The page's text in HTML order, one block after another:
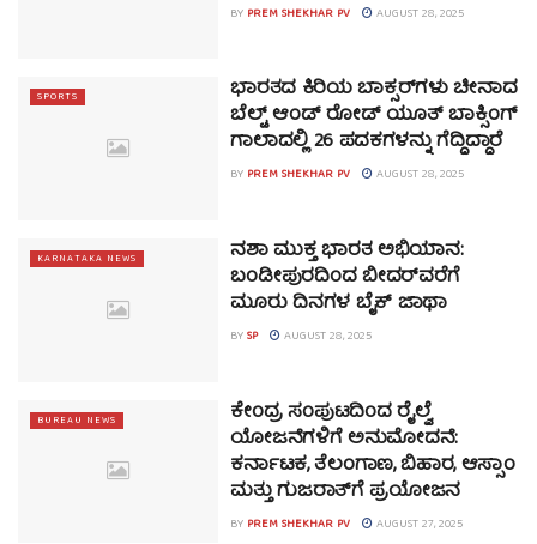
BY PREM SHEKHAR PV AUGUST 28, 2025
SPORTS ಭಾರತದ ಕಿರಿಯ ಬಾಕ್ಸರ್‌ಗಳು ಚೀನಾದ
ಬೆಲ್ಟ್ ಆಂಡ್ ರೋಡ್ ಯೂತ್ ಬಾಕ್ಸಿಂಗ್
ಗಾಲಾದಲ್ಲಿ 26 ಪದಕಗಳನ್ನು ಗೆದ್ದಿದ್ದಾರೆ
BY PREM SHEKHAR PV AUGUST 28, 2025
KARNATAKA NEWS ನಶಾ ಮುಕ್ತ ಭಾರತ ಅಭಿಯಾನ:
ಬಂಡೀಪುರದಿಂದ ಬೀದರ್‌ವರೆಗೆ
ಮೂರು ದಿನಗಳ ಬೈಕ್ ಜಾಥಾ
BYSP AUGUST 28, 2025
BUREAU NEWS ಕೇಂದ್ರ ಸಂಪುಟದಿಂದ ರೈಲ್ವೆ
ಯೋಜನೆಗಳಿಗೆ ಅನುಮೋದನೆ:
ಕರ್ನಾಟಕ, ತೆಲಂಗಾಣ, ಬಿಹಾರ, ಆಸ್ಸಾಂ
ಮತ್ತು ಗುಜರಾತ್‌ಗೆ ಪ್ರಯೋಜನ
BY PREM SHEKHAR PV AUGUST 27, 2025